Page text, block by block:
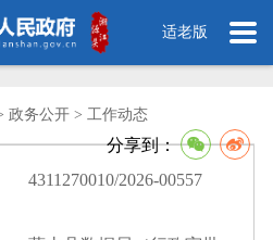
适老版
政务公开 > 工作动态
分享到：
4311270010/2026-00557